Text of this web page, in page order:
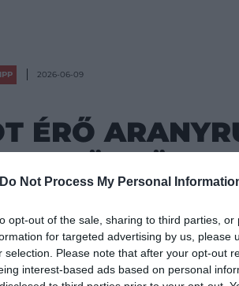
Do Not Process My Personal
opt-out of the sale, sharing to third parties,
for targeted advertising by us, please
selection. Please note that after your opt-out
interest-based ads based on personal
2026-06-09
ÉRŐ
TE
Lappföldre csábítani
hirdetett, aminek a fődíja